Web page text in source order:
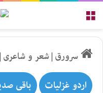
سرورق|شعر و شاعری|
اردو غزلیات باقی